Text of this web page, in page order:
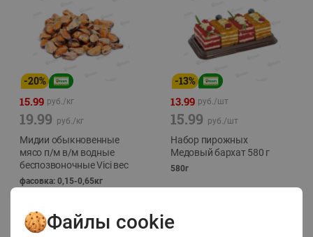
-20%
15.99 руб./кг
19.99 руб./кг
Мидии обыкновенные
мясо п/м в/м водные
беспозвоночные Vici вес
фасовка: 0,15-0,65кг
-13%
13.99 руб./шт
15.99 руб./шт
Набор пирожных
Медовый бархат 580 г
580г
Файлы cookie